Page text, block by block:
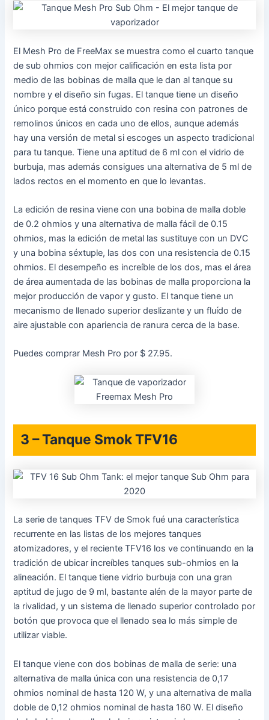
El Mesh Pro de FreeMax se muestra como el cuarto tanque
de sub ohmios con mejor calificación en esta lista por
medio de las bobinas de malla que le dan al tanque su
nombre y el diseño sin fugas. El tanque tiene un diseño
único porque está construido con resina con patrones de
remolinos únicos en cada uno de ellos, aunque además
hay una versión de metal si escoges un aspecto tradicional
para tu tanque. Tiene una aptitud de 6 ml con el vidrio de
burbuja, mas además consigues una alternativa de 5 ml de
lados rectos en el momento en que lo levantas.
La edición de resina viene con una bobina de malla doble
de 0.2 ohmios y una alternativa de malla fácil de 0.15
ohmios, mas la edición de metal las sustituye con un DVC
y una bobina séxtuple, las dos con una resistencia de 0.15
ohmios. El desempeño es increíble de los dos, mas el área
de área aumentada de las bobinas de malla proporciona la
mejor producción de vapor y gusto. El tanque tiene un
mecanismo de llenado superior deslizante y un fluído de
aire ajustable con apariencia de ranura cerca de la base.
Puedes comprar Mesh Pro por $ 27.95.
3 – Tanque Smok TFV16
La serie de tanques TFV de Smok fué una característica
recurrente en las listas de los mejores tanques
atomizadores, y el reciente TFV16 los ve continuando en la
tradición de ubicar increíbles tanques sub-ohmios en la
alineación. El tanque tiene vidrio burbuja con una gran
aptitud de jugo de 9 ml, bastante alén de la mayor parte de
la rivalidad, y un sistema de llenado superior controlado por
botón que provoca que el llenado sea lo más simple de
utilizar viable.
El tanque viene con dos bobinas de malla de serie: una
alternativa de malla única con una resistencia de 0,17
ohmios nominal de hasta 120 W, y una alternativa de malla
doble de 0,12 ohmios nominal de hasta 160 W. El diseño